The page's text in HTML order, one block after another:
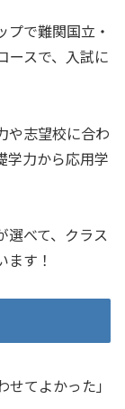
プで難関国立・
ースで、入試に
や志望校に合わ
学力から応用学
選べて、クラス
す！
てよかった」